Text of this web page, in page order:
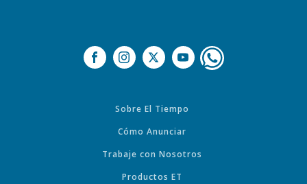
Sobre El Tiempo
Cómo Anunciar
Trabaje con Nosotros
Productos ET